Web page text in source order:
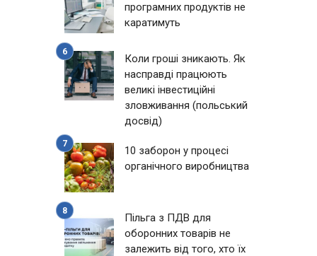
програмних продуктів не
каратимуть
Коли гроші зникають. Як
насправді працюють
великі інвестиційні
зловживання (польський
досвід)
10 заборон у процесі
органічного виробництва
Пільга з ПДВ для
оборонних товарів не
залежить від того, хто їх